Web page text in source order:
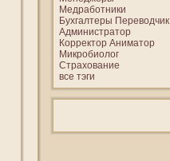
Медработники
Бухгалтеры Переводчик
Администратор
Корректор Аниматор
Микробиолог
Страхование
все тэги